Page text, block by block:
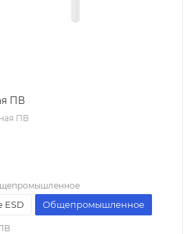
ПВ
ПВ
ESD Общепромышленное